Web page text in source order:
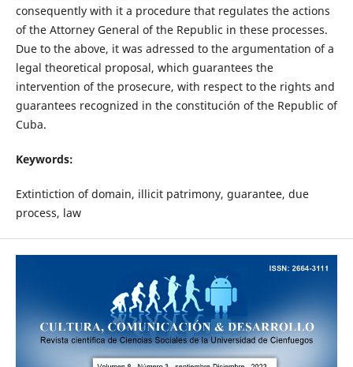
consequently with it a procedure that regulates the actions
of the Attorney General of the Republic in these processes.
Due to the above, it was adressed to the argumentation of a
legal theoretical proposal, which guarantees the
intervention of the prosecure, with respect to the rights and
guarantees recognized in the constitución of the Republic of
Cuba.
Keywords:
Extintiction of domain, illicit patrimony, guarantee, due
process, law